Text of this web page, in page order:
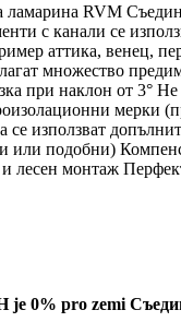
ламарина RVM
с канали се
аттика, венец,
множество
при наклон от 3°
мерки
се използват
или подобни)
лесен монтаж
je 0% pro zemi